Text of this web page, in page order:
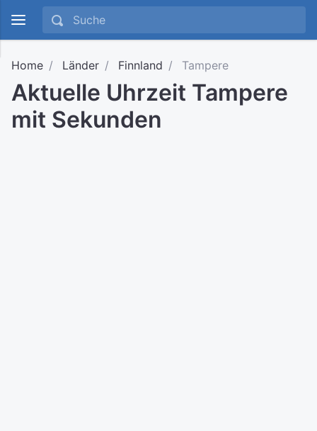
Home Länder Finnland Tampere
Aktuelle Uhrzeit Tampere
mit Sekunden